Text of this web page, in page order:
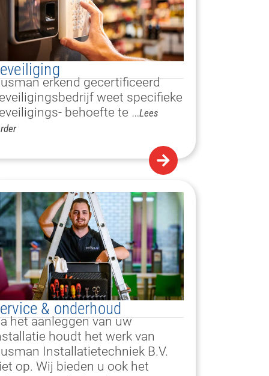
erkend gecertificeerd
weet specifieke
behoefte te …Lees
& onderhoud
het aanleggen van uw
houdt het werk van
Installatietechniek B.V.
op. Wij bieden u ook het